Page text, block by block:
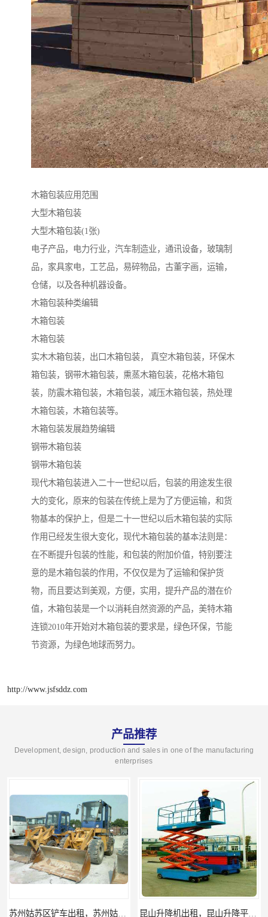
木箱包装应用范围
大型木箱包装
大型木箱包装(1张)
电子产品，电力行业，汽车制造业，通讯设备，玻璃制
品，家具家电，工艺品，易碎物品，古董字画，运输，
仓储，以及各种机器设备。
木箱包装种类编辑
木箱包装
木箱包装
实木木箱包装，出口木箱包装， 真空木箱包装，环保木
箱包装，钢带木箱包装，熏蒸木箱包装，花格木箱包
装，防震木箱包装，木箱包装，减压木箱包装，热处理
木箱包装，木箱包装等。
木箱包装发展趋势编辑
钢带木箱包装
钢带木箱包装
现代木箱包装进入二十一世纪以后，包装的用途发生很
大的变化，原来的包装在传统上是为了方便运输，和货
物基本的保护上，但是二十一世纪以后木箱包装的实际
作用已经发生很大变化，现代木箱包装的基本法则是：
在不断提升包装的性能，和包装的附加价值，特别要注
意的是木箱包装的作用，不仅仅是为了运输和保护货
物，而且要达到美观，方便，实用，提升产品的潜在价
值，木箱包装是一个以消耗自然资源的产品，美特木箱
连锁2010年开始对木箱包装的要求是，绿色环保，节能
节资源，为绿色地球而努力。
http://www.jsfsddz.com
产品推荐
Development, design, production and sales in one of the manufacturing
enterprises
昆山升降机出租，昆山升降平台出租 吴江升降机出租，吴江升降平台出租